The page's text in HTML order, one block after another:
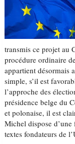
transmis ce projet au
procédure ordinaire
appartient désormais
simple, s’il est
l’approche des
présidence belge du
et polonaise, il est
Michel dispose
textes fondateurs de